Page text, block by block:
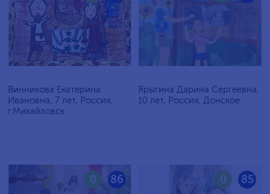
Винникова Екатерина
Ивановна, 7 лет, Россия,
г.Михайловск
Ярыгина Дарина Сергеевна,
10 лет, Россия, Донское
86
0 85
0